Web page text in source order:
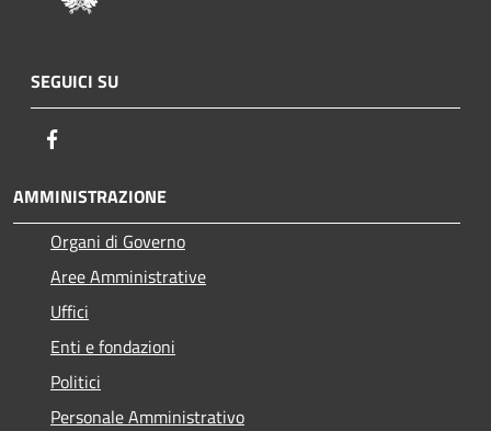
SEGUICI SU
AMMINISTRAZIONE
Organi di Governo
Aree Amministrative
Uffici
Enti e fondazioni
Politici
Personale Amministrativo